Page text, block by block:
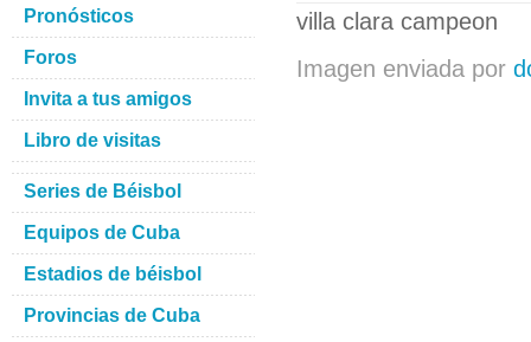
villa clara campeon
Imagen enviada por
Pronósticos
Foros
Invita a tus amigos
Libro de visitas
Series de Béisbol
Equipos de Cuba
Estadios de béisbol
Provincias de Cuba